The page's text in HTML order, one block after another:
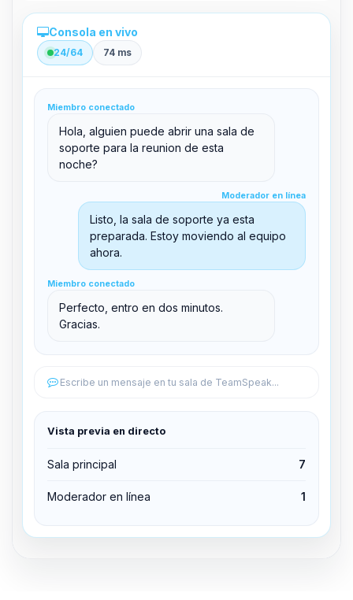
Consola en vivo
24/64 74 ms
Miembro conectado
Hola, alguien puede abrir una sala de
soporte para la reunion de esta
noche?
Moderador en línea
Listo, la sala de soporte ya esta
preparada. Estoy moviendo al equipo
ahora.
Miembro conectado
Perfecto, entro en dos minutos.
Gracias.
Escribe un mensaje en tu sala de TeamSpeak...
Vista previa en directo
Sala principal 7
Moderador en línea 1
support@boxtoplay.com
Sala principal
Miembro conectado
Sala de soporte
Editar permisos
Expulsar del canal